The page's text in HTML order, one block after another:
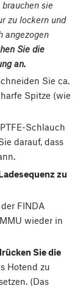
sie
zu lockern und
angezogen
Sie die
an.
Sie ca.
Spitze (wie
Schlauch
darauf, dass
zu
FINDA
wieder in
Sie die
Hotend zu
(Das